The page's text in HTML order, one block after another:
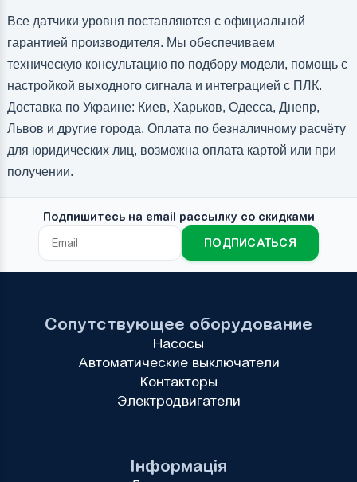
Все датчики уровня поставляются с официальной
гарантией производителя. Мы обеспечиваем
техническую консультацию по подбору модели, помощь с
настройкой выходного сигнала и интеграцией с ПЛК.
Доставка по Украине: Киев, Харьков, Одесса, Днепр,
Львов и другие города. Оплата по безналичному расчёту
для юридических лиц, возможна оплата картой или при
получении.
Подпишитесь на email рассылку со скидками
ПОДПИСАТЬСЯ
Інформація
Сопутствующее оборудование
Насосы
Автоматические выключатели
Контакторы
Электродвигатели